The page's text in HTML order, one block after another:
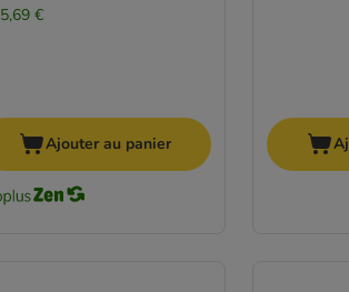
5,69 €
Ajouter au panier